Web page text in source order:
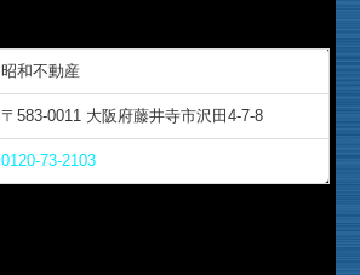
昭和不動産
〒583-0011 大阪府藤井寺市沢田4-7-8
0120-73-2103